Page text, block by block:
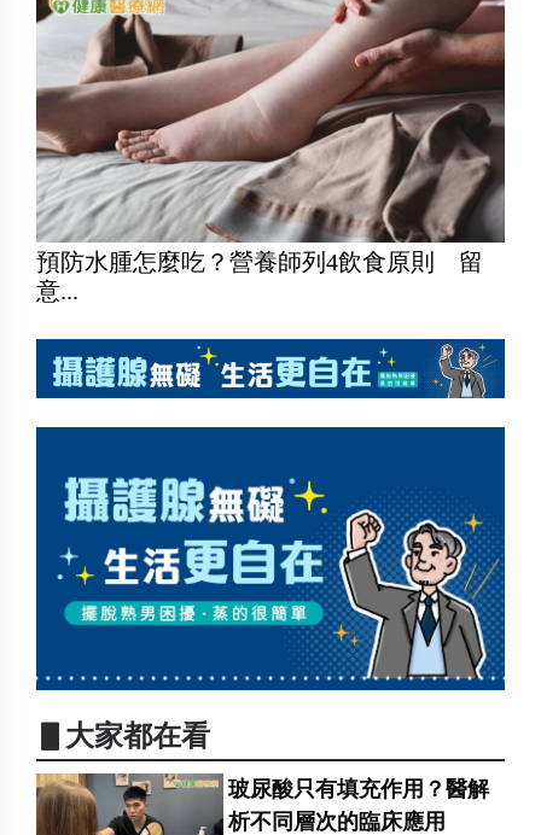
預防水腫怎麼吃？營養師列4飲食原則 留
意...
▋大家都在看
玻尿酸只有填充作用？醫解
析不同層次的臨床應用